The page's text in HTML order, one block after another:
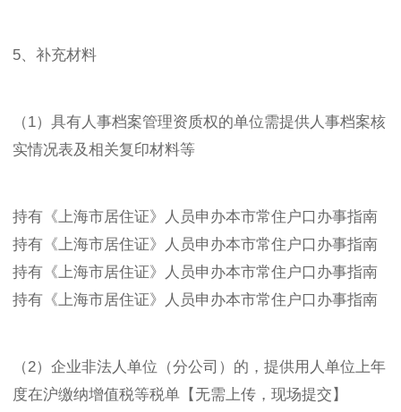
5、补充材料
（1）具有人事档案管理资质权的单位需提供人事档案核
实情况表及相关复印材料等
持有《上海市居住证》人员申办本市常住户口办事指南
持有《上海市居住证》人员申办本市常住户口办事指南
持有《上海市居住证》人员申办本市常住户口办事指南
持有《上海市居住证》人员申办本市常住户口办事指南
（2）企业非法人单位（分公司）的，提供用人单位上年
度在沪缴纳增值税等税单【无需上传，现场提交】